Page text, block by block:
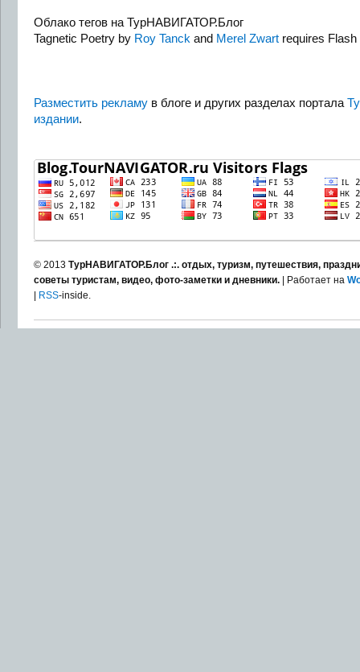
Облако тегов на ТурНАВИГАТОР.Блог
Tagnetic Poetry by Roy Tanck and Merel Zwartrequires Flash
Разместить рекламув блоге и других разделах портала
издании.
© 2013 ТурНАВИГАТОР.Блог .:. отдых, туризм, путешествия,
советы туристам, видео, фото-заметки и дневники.| Работает на
| RSS-inside.